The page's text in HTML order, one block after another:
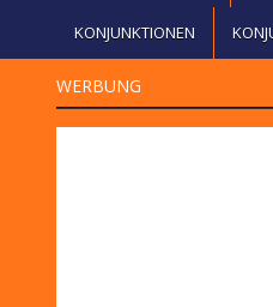
KONJUNKTIONEN
WERBUNG